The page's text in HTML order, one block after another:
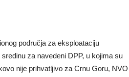
područja za eksploataciju
za navedeni DPP, u kojima su
nije prihvatljivo za Crnu Goru, NVO